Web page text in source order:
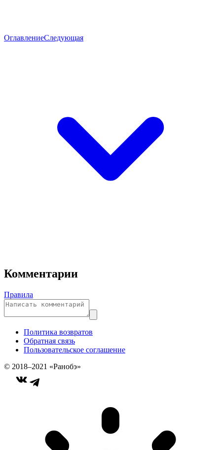
ОглавлениеСледующая
Комментарии
Правила
Политика возвратов
Обратная связь
Пользовательское соглашение
© 2018–2021 «Ранобэ»